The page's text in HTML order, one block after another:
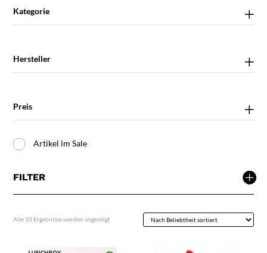
Kategorie
Hersteller
Preis
Artikel im Sale
FILTER
Alle 10 Ergebnisse werden angezeigtNach